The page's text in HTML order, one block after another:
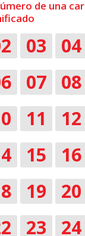
de una
03
04
07
08
11
12
15
16
19
20
23 24